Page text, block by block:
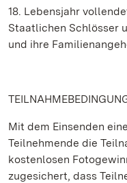
18. Lebensjahr
Staatlichen Schlösser
und ihre
Mit dem Einsenden
Teilnehmende die
kostenlosen
zugesichert, dass